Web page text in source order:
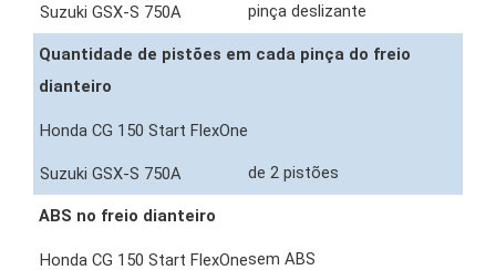
pinça deslizante
Quantidade de pistões em cada pinça do freio
dianteiro
de 2 pistões
ABS no freio dianteiro
sem ABS